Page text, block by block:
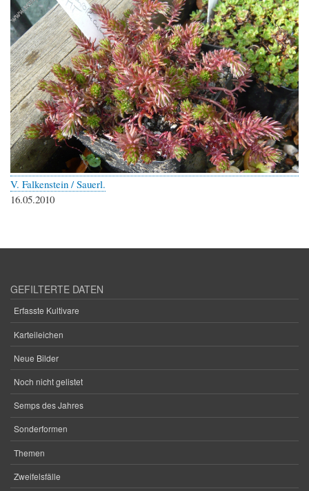
V. Falkenstein / Sauerl.
16.05.2010
GEFILTERTE DATEN
Erfasste Kultivare
Karteileichen
Neue Bilder
Noch nicht gelistet
Semps des Jahres
Sonderformen
Themen
Zweifelsfälle